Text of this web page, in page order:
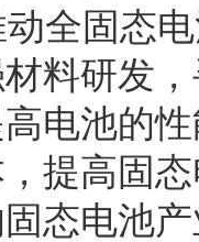
动全固态
料研发
电池的
提高固
态电池